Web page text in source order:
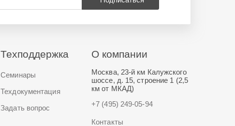
Техподдержка
Семинары
Техдокументация
Задать вопрос
О компании
Москва, 23-й км Калужского
шоссе, д. 15, строение 1 (2,5
км от МКАД)
+7 (495) 249-05-94
Контакты